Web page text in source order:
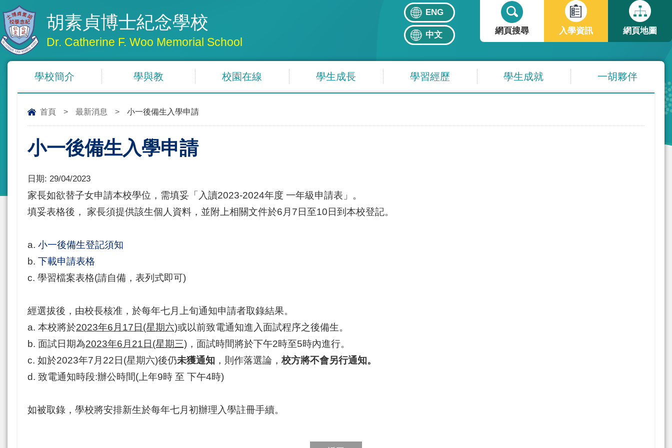
胡素貞博士紀念學校
Dr. Catherine F. Woo Memorial School
ENG
中文
搜
尋
表
單
網頁搜尋
入學資訊 網頁地圖
學校簡介 學與教 校園在線 學生成長 學習經歷 學生成就 一胡夥伴
首頁 > 最新消息 > 小一後備生入學申請
小一後備生入學申請
日期: 29/04/2023
家長如欲替子女申請本校學位，需填妥「入讀2023-2024年度 一年級申請表」。
填妥表格後， 家長須提供該生個人資料，並附上相關文件於6月7日至10日到本校登記。
a. 小一後備生登記須知
b. 下載申請表格
c. 學習檔案表格(請自備，表列式即可)
經選拔後，由校長核准，於每年七月上旬通知申請者取錄結果。
a. 本校將於2023年6月17日(星期六)或以前致電通知進入面試程序之後備生。
b. 面試日期為2023年6月21日(星期三) ，面試時間將於下午2時至5時內進行。
c. 如於2023年7月22日(星期六)後仍未獲通知 ，則作落選論，校方將不會另行通知。
d. 致電通知時段:辦公時間(上年9時 至 下午4時)
如被取錄，學校將安排新生於每年七月初辦理入學註冊手續。